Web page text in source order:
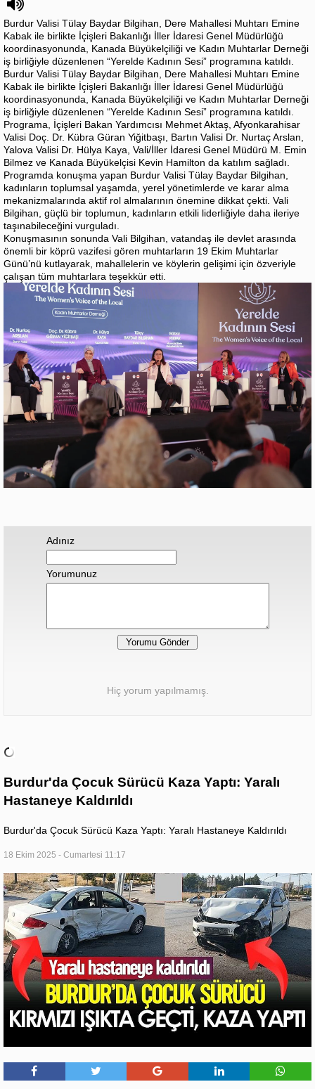
Burdur Valisi Tülay Baydar Bilgihan, Dere Mahallesi Muhtarı Emine
Kabak ile birlikte İçişleri Bakanlığı İller İdaresi Genel Müdürlüğü
koordinasyonunda, Kanada Büyükelçiliği ve Kadın Muhtarlar Derneği
iş birliğiyle düzenlenen “Yerelde Kadının Sesi” programına katıldı.
Burdur Valisi Tülay Baydar Bilgihan, Dere Mahallesi Muhtarı Emine
Kabak ile birlikte İçişleri Bakanlığı İller İdaresi Genel Müdürlüğü
koordinasyonunda, Kanada Büyükelçiliği ve Kadın Muhtarlar Derneği
iş birliğiyle düzenlenen “Yerelde Kadının Sesi” programına katıldı.
Programa, İçişleri Bakan Yardımcısı Mehmet Aktaş, Afyonkarahisar
Valisi Doç. Dr. Kübra Güran Yiğitbaşı, Bartın Valisi Dr. Nurtaç Arslan,
Yalova Valisi Dr. Hülya Kaya, Vali/İller İdaresi Genel Müdürü M. Emin
Bilmez ve Kanada Büyükelçisi Kevin Hamilton da katılım sağladı.
Programda konuşma yapan Burdur Valisi Tülay Baydar Bilgihan,
kadınların toplumsal yaşamda, yerel yönetimlerde ve karar alma
mekanizmalarında aktif rol almalarının önemine dikkat çekti. Vali
Bilgihan, güçlü bir toplumun, kadınların etkili liderliğiyle daha ileriye
taşınabileceğini vurguladı.
Konuşmasının sonunda Vali Bilgihan, vatandaş ile devlet arasında
önemli bir köprü vazifesi gören muhtarların 19 Ekim Muhtarlar
Günü’nü kutlayarak, mahallelerin ve köylerin gelişimi için özveriyle
çalışan tüm muhtarlara teşekkür etti.
Adınız
Yorumunuz
Hiç yorum yapılmamış.
Burdur'da Çocuk Sürücü Kaza Yaptı: Yaralı
Hastaneye Kaldırıldı
Burdur'da Çocuk Sürücü Kaza Yaptı: Yaralı Hastaneye Kaldırıldı
18 Ekim 2025 - Cumartesi 11:17